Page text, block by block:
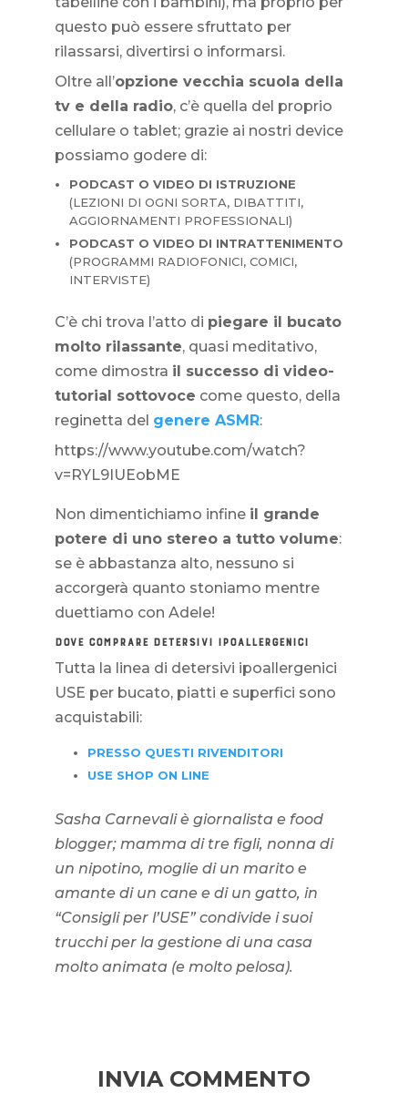
questo può essere sfruttato per
rilassarsi, divertirsi o informarsi.
Oltre all’opzione vecchia scuola della
tv e della radio, c’è quella del proprio
cellulare o tablet; grazie ai nostri device
possiamo godere di:
PODCAST O VIDEO DI ISTRUZIONE
(LEZIONI DI OGNI SORTA, DIBATTITI,
AGGIORNAMENTI PROFESSIONALI)
PODCAST O VIDEO DI INTRATTENIMENTO
(PROGRAMMI RADIOFONICI, COMICI,
INTERVISTE)
C’è chi trova l’atto di piegare il bucato
molto rilassante, quasi meditativo,
come dimostra il successo di video-
tutorial sottovoce come questo, della
reginetta del genere ASMR:
https://www.youtube.com/watch?
v=RYL9IUEobME
Non dimentichiamo infine il grande
potere di uno stereo a tutto volume:
se è abbastanza alto, nessuno si
accorgerà quanto stoniamo mentre
duettiamo con Adele!
DOVE COMPRARE DETERSIVI IPOALLERGENICI
Tutta la linea di detersivi ipoallergenici
USE per bucato, piatti e superfici sono
acquistabili:
PRESSO QUESTI RIVENDITORI
USE SHOP ON LINE
Sasha Carnevali è giornalista e food
blogger; mamma di tre figli, nonna di
un nipotino, moglie di un marito e
amante di un cane e di un gatto, in
“Consigli per l’USE” condivide i suoi
trucchi per la gestione di una casa
molto animata (e molto pelosa).
INVIA COMMENTO